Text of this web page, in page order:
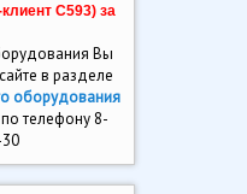
C593) за
Вы
в разделе
оборудования
телефону 8-